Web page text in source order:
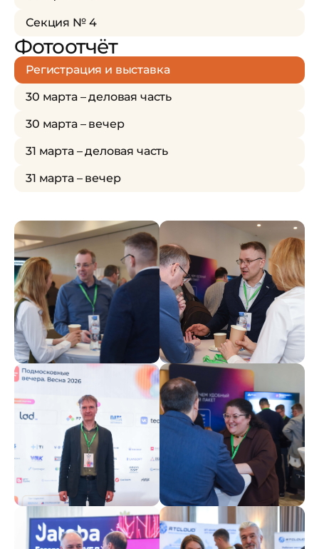
Секция № 4
Фотоотчёт
Регистрация и выставка
30 марта – деловая часть
30 марта – вечер
31 марта – деловая часть
31 марта – вечер